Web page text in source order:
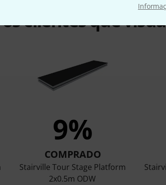
clientes que
9%
COMPRADO
Stairville Tour Stage Platform
2x0.5m ODW